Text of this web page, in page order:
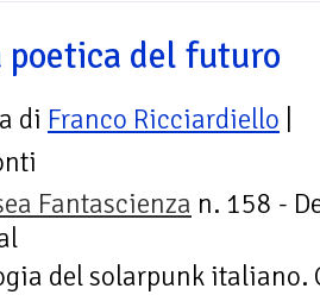
poetica del futuro
di Franco Ricciardiello
Fantascienza n. 158 -
del solarpunk italiano.